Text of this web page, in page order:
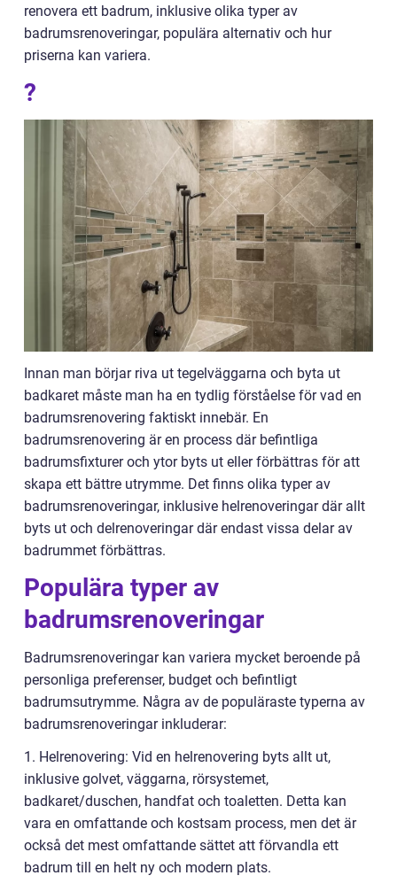
renovera ett badrum, inklusive olika typer av
badrumsrenoveringar, populära alternativ och hur
priserna kan variera.
?
Innan man börjar riva ut tegelväggarna och byta ut
badkaret måste man ha en tydlig förståelse för vad en
badrumsrenovering faktiskt innebär. En
badrumsrenovering är en process där befintliga
badrumsfixturer och ytor byts ut eller förbättras för att
skapa ett bättre utrymme. Det finns olika typer av
badrumsrenoveringar, inklusive helrenoveringar där allt
byts ut och delrenoveringar där endast vissa delar av
badrummet förbättras.
Populära typer av
badrumsrenoveringar
Badrumsrenoveringar kan variera mycket beroende på
personliga preferenser, budget och befintligt
badrumsutrymme. Några av de populäraste typerna av
badrumsrenoveringar inkluderar:
1. Helrenovering: Vid en helrenovering byts allt ut,
inklusive golvet, väggarna, rörsystemet,
badkaret/duschen, handfat och toaletten. Detta kan
vara en omfattande och kostsam process, men det är
också det mest omfattande sättet att förvandla ett
badrum till en helt ny och modern plats.